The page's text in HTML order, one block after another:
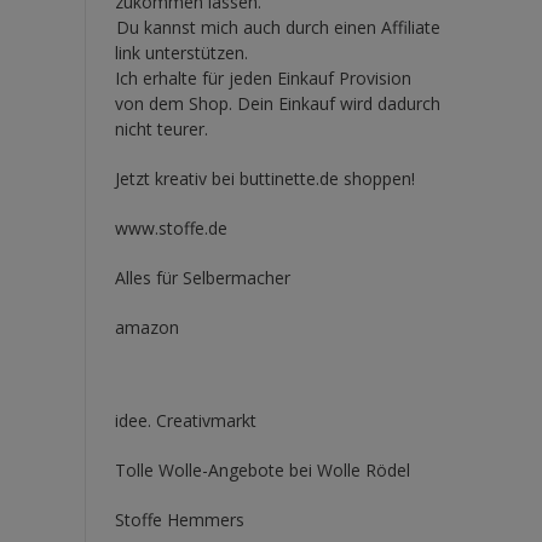
Du kannst mich auch durch einen Affiliate
link unterstützen.
Ich erhalte für jeden Einkauf Provision
von dem Shop. Dein Einkauf wird dadurch
nicht teurer.
Jetzt kreativ bei buttinette.de shoppen!
www.stoffe.de
Alles für Selbermacher
amazon
idee. Creativmarkt
Tolle Wolle-Angebote bei Wolle Rödel
Stoffe Hemmers